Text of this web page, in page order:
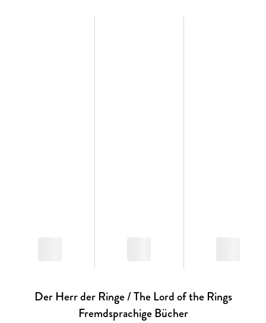
Der Herr der Ringe / The Lord of the Rings
Fremdsprachige Bücher